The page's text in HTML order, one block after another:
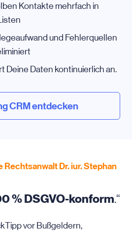
Kontakte mehrfach in
und Fehlerquellen
Deine Daten kontinuierlich an.
CRM entdecken
Dr. iur. Stephan
% DSGVO-konform.“
vor Bußgeldern,